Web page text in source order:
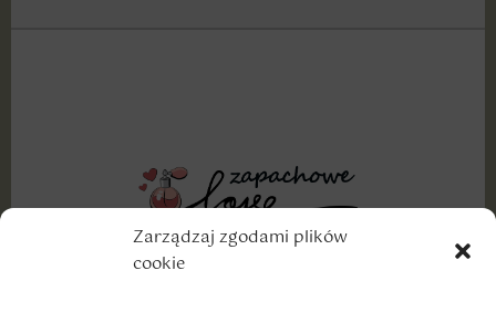
Zarządzaj zgodami plików
cookie